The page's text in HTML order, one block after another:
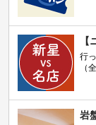
行
（
岩